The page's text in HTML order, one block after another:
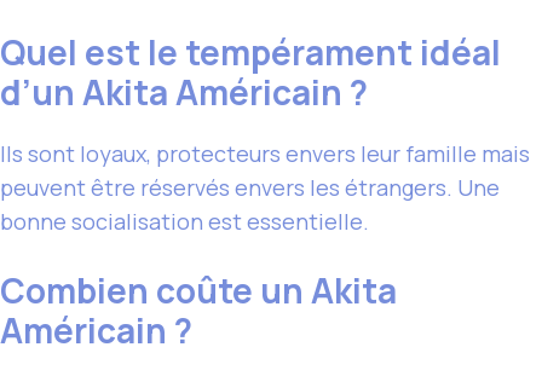
Quel est le tempérament idéal
d’un Akita Américain ?
Ils sont loyaux, protecteurs envers leur famille mais
peuvent être réservés envers les étrangers. Une
bonne socialisation est essentielle.
Combien coûte un Akita
Américain ?